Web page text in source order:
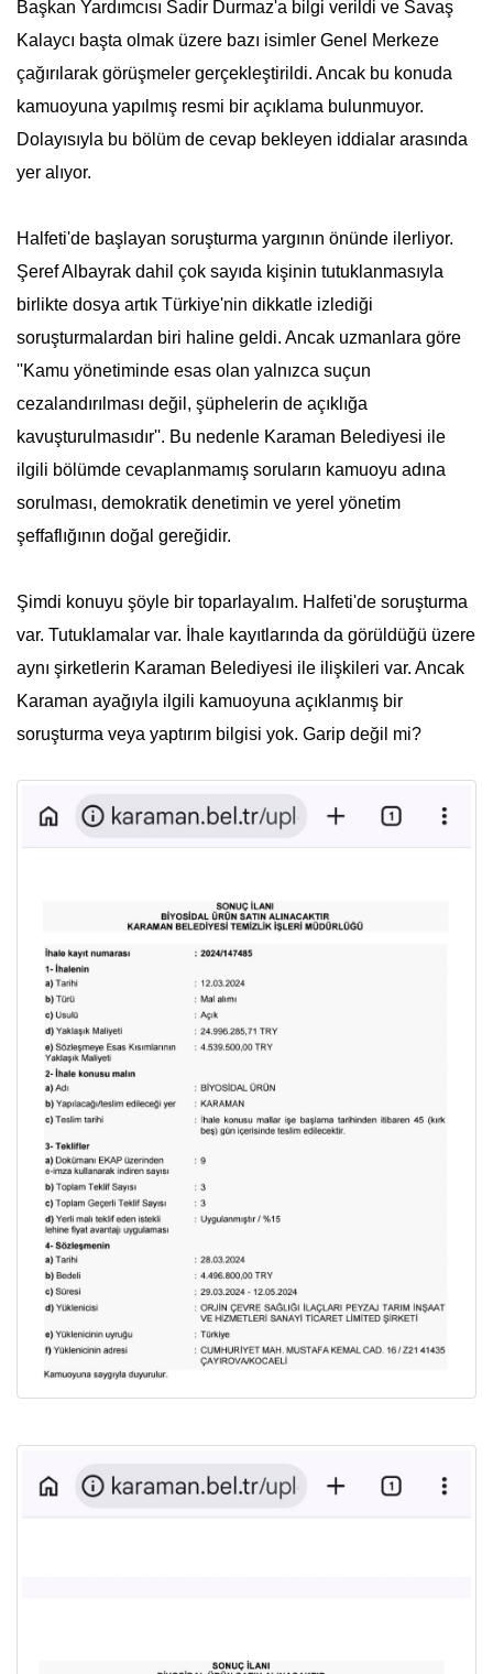
Başkan Yardımcısı Sadir Durmaz'a bilgi verildi ve Savaş
Kalaycı başta olmak üzere bazı isimler Genel Merkeze
çağırılarak görüşmeler gerçekleştirildi. Ancak bu konuda
kamuoyuna yapılmış resmi bir açıklama bulunmuyor.
Dolayısıyla bu bölüm de cevap bekleyen iddialar arasında
yer alıyor.
Halfeti'de başlayan soruşturma yargının önünde ilerliyor.
Şeref Albayrak dahil çok sayıda kişinin tutuklanmasıyla
birlikte dosya artık Türkiye'nin dikkatle izlediği
soruşturmalardan biri haline geldi. Ancak uzmanlara göre
''Kamu yönetiminde esas olan yalnızca suçun
cezalandırılması değil, şüphelerin de açıklığa
kavuşturulmasıdır''. Bu nedenle Karaman Belediyesi ile
ilgili bölümde cevaplanmamış soruların kamuoyu adına
sorulması, demokratik denetimin ve yerel yönetim
şeffaflığının doğal gereğidir.
Şimdi konuyu şöyle bir toparlayalım. Halfeti'de soruşturma
var. Tutuklamalar var. İhale kayıtlarında da görüldüğü üzere
aynı şirketlerin Karaman Belediyesi ile ilişkileri var. Ancak
Karaman ayağıyla ilgili kamuoyuna açıklanmış bir
soruşturma veya yaptırım bilgisi yok. Garip değil mi?